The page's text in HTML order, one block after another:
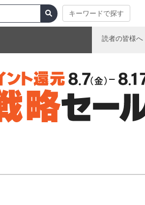
キーワードで探す
読者の皆様へ